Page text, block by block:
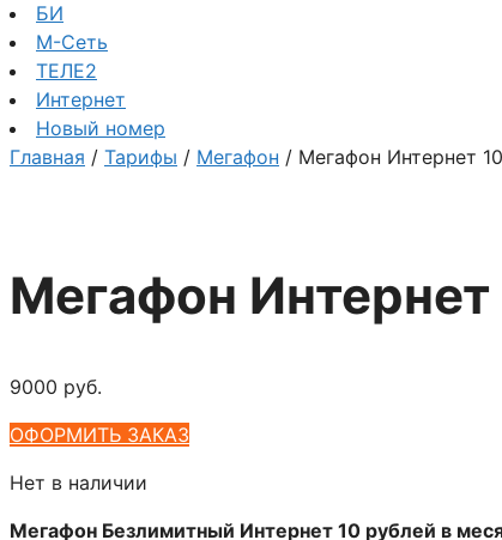
БИ
М-Сеть
ТЕЛЕ2
Интернет
Новый номер
Главная / Тарифы / Мегафон / Мегафон Интернет
Мегафон
9000 руб.
ОФОРМИТЬ ЗАКАЗ
Нет в наличии
Мегафон Безлимитный Интернет 10 рублей в